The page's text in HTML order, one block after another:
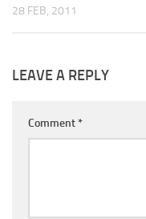
28 FEB, 2011
LEAVE A REPLY
Comment *